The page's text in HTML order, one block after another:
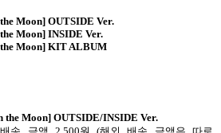
Moon] OUTSIDE Ver.
Moon] INSIDE Ver.
Moon] KIT ALBUM
the Moon] OUTSIDE/INSIDE Ver.